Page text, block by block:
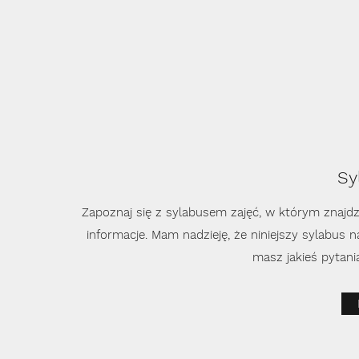
Zapoznaj się z sylabusem zajęć, w którym
informacje. Mam nadzieję, że niniejszy sylabus
masz jakieś